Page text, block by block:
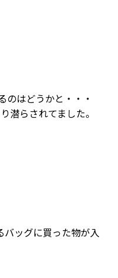
のはどうかと・・・
潜らされてました。
ッグに買った物が入